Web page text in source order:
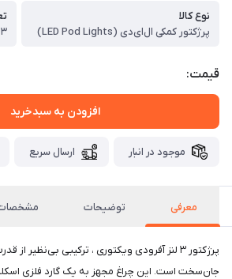
نوع کالا
پرژکتور کمکی ال‌ای‌دی (LED Pod Lights)
۳ لنز پروژکتوری بزرگ (Fish-Eye)
قیمت:
افزودن به سبدخرید
موجود در انبار ارسال سریع
معرفی توضیحات
پرژکتور ۳ لنز آفرودی ویکتوری ، ترکیبی بی‌نظیر
جان‌سخت است. این چراغ مجهز به یک گارد فلزی